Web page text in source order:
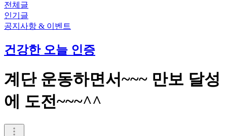
전체글
인기글
공지사항 & 이벤트
건강한 오늘 인증
계단 운동하면서~~~ 만보 달성
에 도전~~~^^